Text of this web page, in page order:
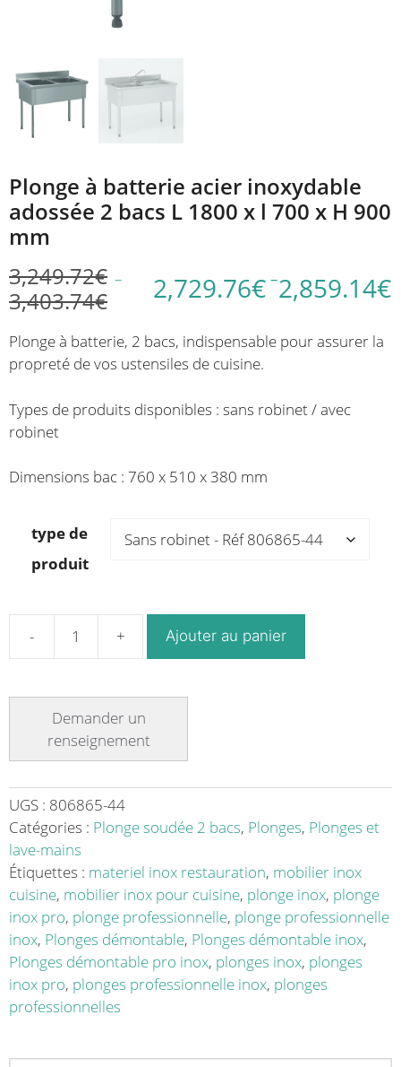
Plonge à batterie acier inoxydable
adossée 2 bacs L 1800 x l 700 x H 900
mm
3,249.72€ –
3,403.74€Plage
prix :
3,249.72€
3,403.74€
2,729.76€ –2,859.14€
Plage
prix :
2,729.76€
2,859.14€
Plonge à batterie, 2 bacs, indispensable pour assurer la
propreté de vos ustensiles de cuisine.
Types de produits disponibles : sans robinet / avec
robinet
Dimensions bac : 760 x 510 x 380 mm
type de
produit
quantité
à
batterie
acier
2
L
1800
x
l
700
x
Ajouter au panier
UGS : 806865-44
Catégories : Plonge soudée 2 bacs, Plonges, Plonges et
lave-mains
Étiquettes : materiel inox restauration, mobilier inox
cuisine, mobilier inox pour cuisine, plonge inox, plonge
inox pro, plonge professionnelle, plonge professionnelle
inox, Plonges démontable, Plonges démontable inox,
Plonges démontable pro inox, plonges inox, plonges
inox pro, plonges professionnelle inox, plonges
professionnelles